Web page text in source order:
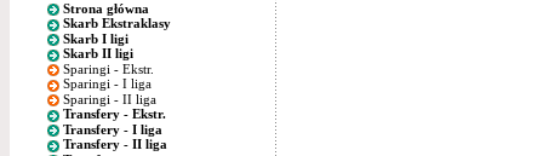
Strona główna
Skarb Ekstraklasy
Skarb I ligi
Skarb II ligi
Sparingi - Ekstr.
Sparingi - I liga
Sparingi - II liga
Transfery - Ekstr.
Transfery - I liga
Transfery - II liga